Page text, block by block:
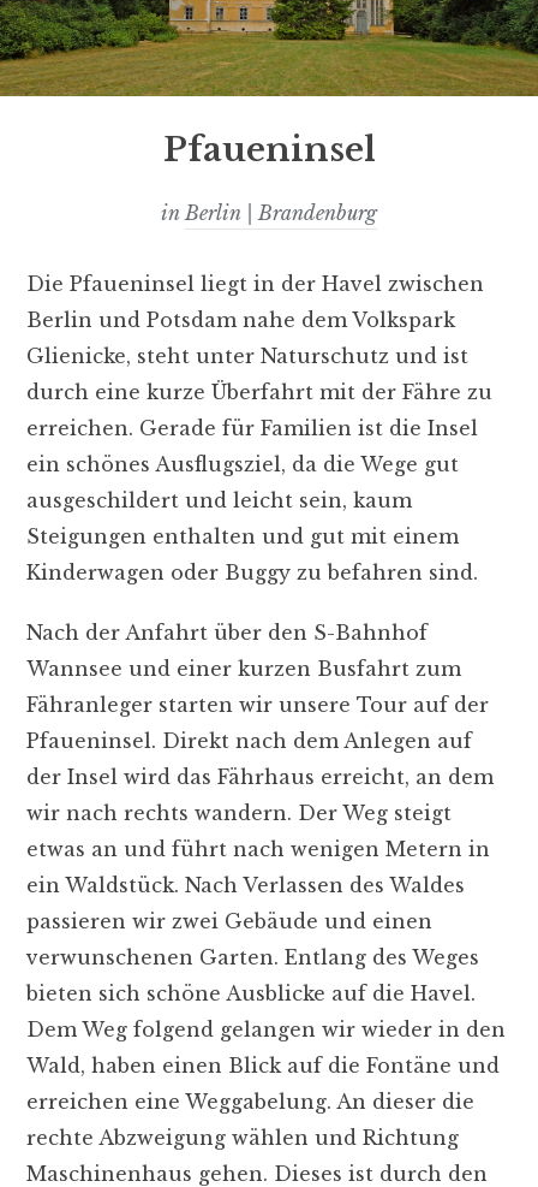
Pfaueninsel
in Berlin | Brandenburg
Die Pfaueninsel liegt in der Havel zwischen
Berlin und Potsdam nahe dem Volkspark
Glienicke, steht unter Naturschutz und ist
durch eine kurze Überfahrt mit der Fähre zu
erreichen. Gerade für Familien ist die Insel
ein schönes Ausflugsziel, da die Wege gut
ausgeschildert und leicht sein, kaum
Steigungen enthalten und gut mit einem
Kinderwagen oder Buggy zu befahren sind.
Nach der Anfahrt über den S-Bahnhof
Wannsee und einer kurzen Busfahrt zum
Fähranleger starten wir unsere Tour auf der
Pfaueninsel. Direkt nach dem Anlegen auf
der Insel wird das Fährhaus erreicht, an dem
wir nach rechts wandern. Der Weg steigt
etwas an und führt nach wenigen Metern in
ein Waldstück. Nach Verlassen des Waldes
passieren wir zwei Gebäude und einen
verwunschenen Garten. Entlang des Weges
bieten sich schöne Ausblicke auf die Havel.
Dem Weg folgend gelangen wir wieder in den
Wald, haben einen Blick auf die Fontäne und
erreichen eine Weggabelung. An dieser die
rechte Abzweigung wählen und Richtung
Maschinenhaus gehen. Dieses ist durch den